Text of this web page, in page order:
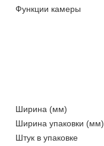
Функции камеры
Ширина (мм)
Ширина упаковки (мм)
Штук в упаковке